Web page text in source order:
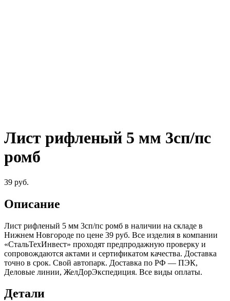
Лист рифленый 5 мм 3сп/пс
ромб
39 руб.
Описание
Лист рифленый 5 мм 3сп/пс ромб в наличии на складе в
Нижнем Новгороде по цене 39 руб. Все изделия в компании
«СтальТехИнвест» проходят предпродажную проверку и
сопровождаются актами и сертификатом качества. Доставка
точно в срок. Свой автопарк. Доставка по РФ — ПЭК,
Деловые линии, ЖелДорЭкспедиция. Все виды оплаты.
Детали